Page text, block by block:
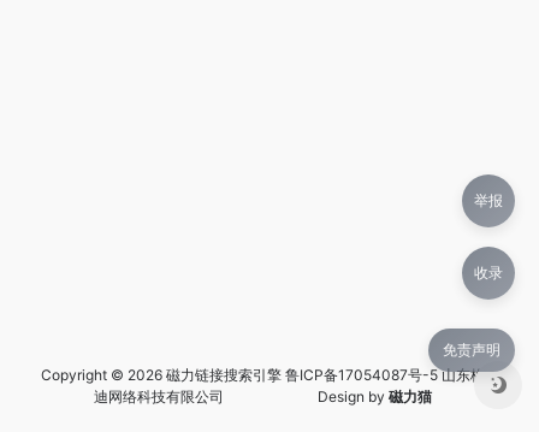
Copyright © 2026 磁力链接搜索引擎 鲁ICP备17054087号-5 山东格兰
迪网络科技有限公司 Design by 磁力猫
免责声明
举报
收录